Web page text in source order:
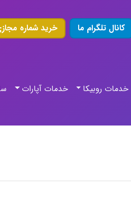
کانال تلگرام ما خرید شماره
خدمات روبیکا خدمات آپارات